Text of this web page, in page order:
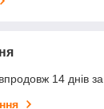
14 днів